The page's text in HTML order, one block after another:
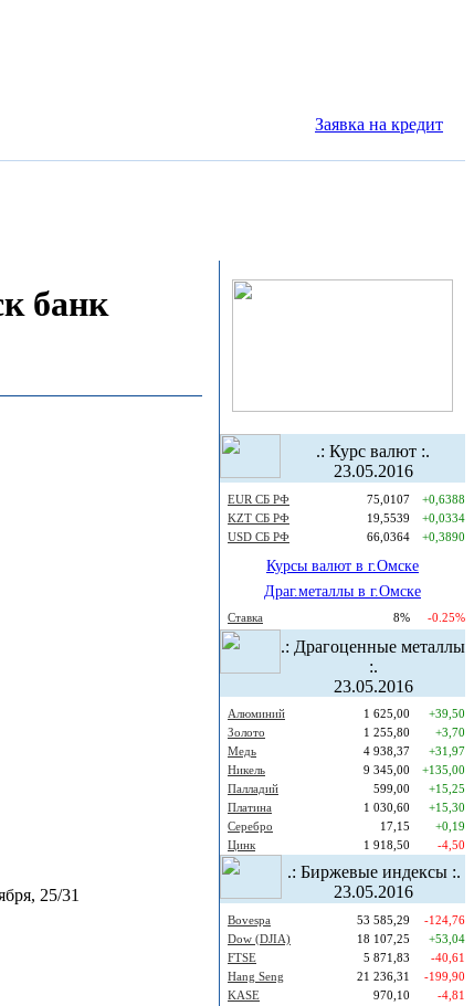
Заявка на кредит
банк
25/31
.: Курс валют :.
23.05.2016
EUR СБ РФ 75,0107
+0,6388
KZT СБ РФ
19,5539
+0,0334
USD СБ РФ
66,0364 +0,3890
Курсы валют в г.Омске
Драг.металлы в г.Омске
Ставка 8% -0.25%
.: Драгоценные металлы
:.
23.05.2016
Алюминий 1 625,00
+39,50
Золото
1 255,80
+3,70
Медь
4 938,37
+31,97
Никель
9 345,00
+135,00
Палладий
599,00
+15,25
Платина
1 030,60
+15,30
Серебро
17,15
+0,19
Цинк
1 918,50 -4,50
.: Биржевые индексы :.
23.05.2016
Bovespa 53 585,29
-124,76
Dow (DJIA)
18 107,25
+53,04
FTSE
5 871,83
-40,61
Hang Seng
21 236,31
-199,90
KASE
970,10
-4,81